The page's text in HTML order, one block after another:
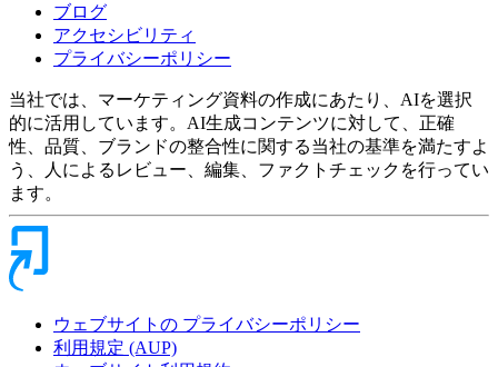
ブログ
アクセシビリティ
プライバシーポリシー
当社では、マーケティング資料の作成にあたり、AIを選択
的に活用しています。AI生成コンテンツに対して、正確
性、品質、ブランドの整合性に関する当社の基準を満たすよ
う、人によるレビュー、編集、ファクトチェックを行ってい
ます。
ウェブサイトの プライバシーポリシー
利用規定 (AUP)